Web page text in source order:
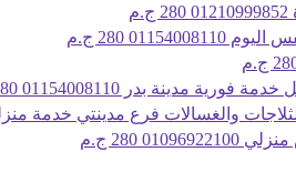
280 ج.م
280 ج.م
ج.م
مدينة بدر 01154008110
280
والغسالات فرع مدينتي خدمة
280 ج.م